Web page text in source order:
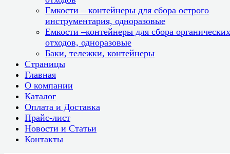
Емкости – контейнеры для сбора острого
инструментария, одноразовые
Емкости –контейнеры для сбора органических
отходов, одноразовые
Баки, тележки, контейнеры
Страницы
Главная
О компании
Каталог
Оплата и Доставка
Прайс-лист
Новости и Статьи
Контакты